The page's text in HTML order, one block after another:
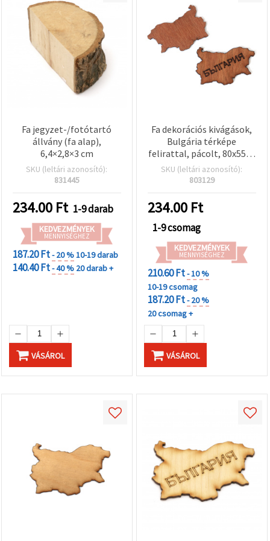
Fa jegyzet-/fotótartó
állvány (fa alap),
6,4×2,8×3 cm
SKU (leltári azonosító):
831445
234.00 Ft 1-9 darab
KEDVEZMÉNYEK
MENNYISÉGHEZ
187.20 Ft- 20 %10-19 darab
140.40 Ft- 40 % 20 darab +
VÁSÁROL
Fa dekorációs kivágások,
Bulgária térképe
felirattal, pácolt, 80x55x3
mm – 2 db
SKU (leltári azonosító):
803129
234.00 Ft
1-9 csomag
KEDVEZMÉNYEK
MENNYISÉGHEZ
210.60 Ft- 10 %
10-19 csomag
187.20 Ft- 20 %
20 csomag +
VÁSÁROL